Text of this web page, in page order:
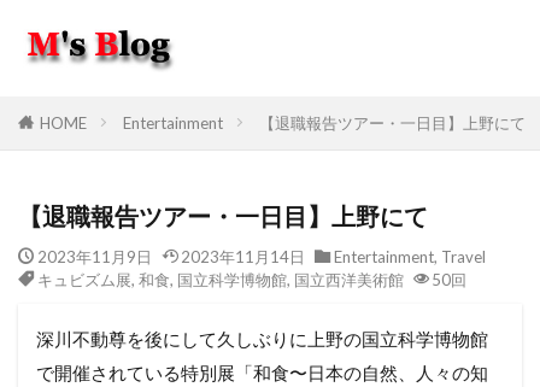
HOME Entertainment 【退職報告ツアー・一日目】上野にて
【退職報告ツアー・一日目】上野にて
2023年11月9日 2023年11月14日 Entertainment, Travel
キュビズム展, 和食, 国立科学博物館, 国立西洋美術館 50回
深川不動尊を後にして久しぶりに上野の国立科学博物館
で開催されている特別展「和食〜日本の自然、人々の知